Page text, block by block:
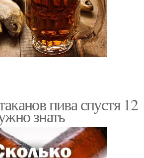
пива спустя 12
знать